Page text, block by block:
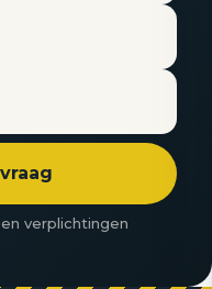
verplichtingen